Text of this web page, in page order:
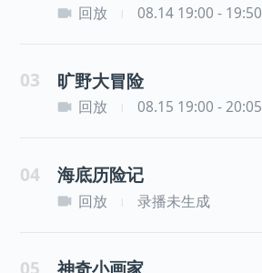
回放 08.14 19:00 - 19:50
03 旷野大冒险
回放 08.15 19:00 - 20:05
04 海底历险记
回放 录播未生成